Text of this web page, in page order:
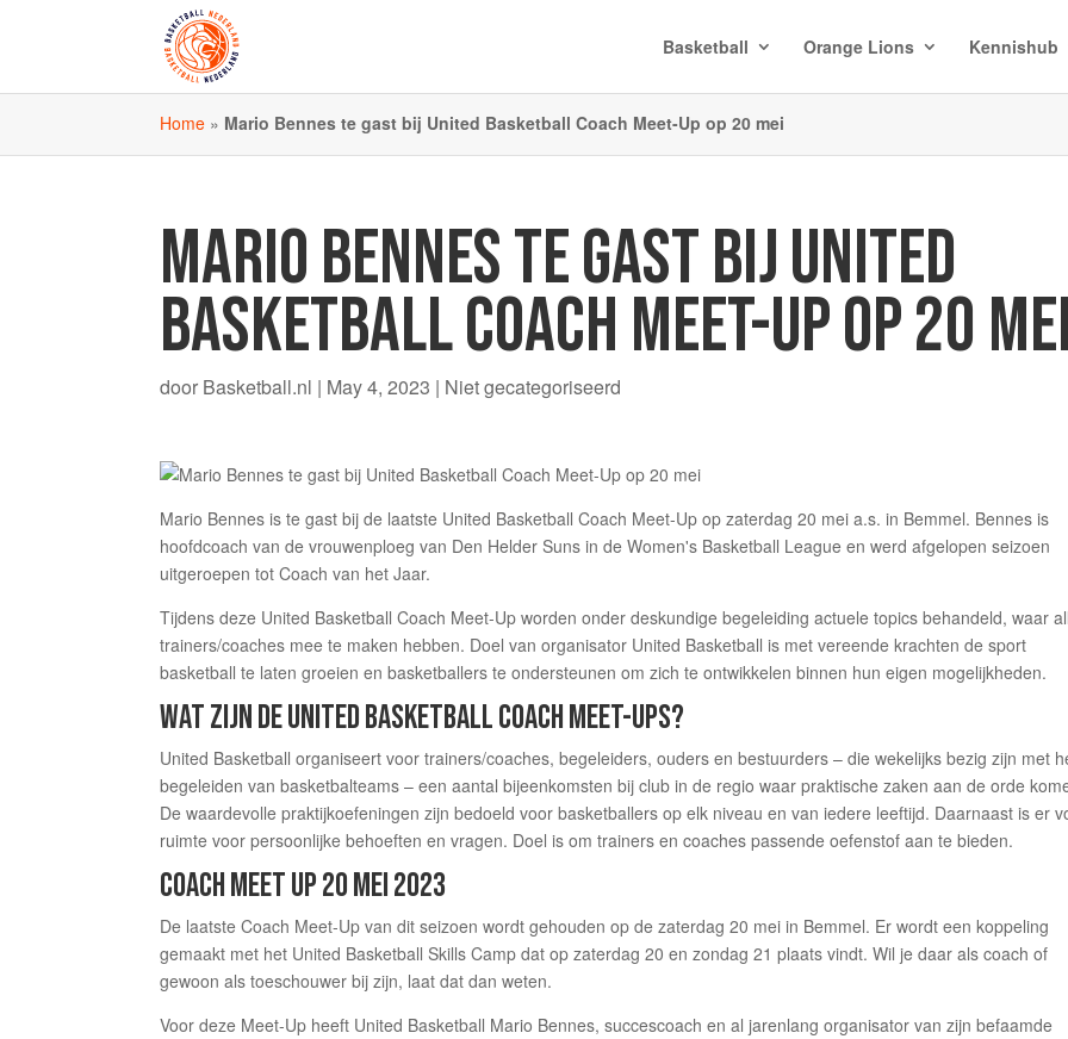
Basketball Orange Lions Kennishub
Home » Mario Bennes te gast bij United Basketball Coach Meet-Up op 20 mei
MARIO BENNES TE GAST BIJ UNITED
BASKETBALL COACH MEET-UP OP 20 MEI
door Basketball.nl | May 4, 2023 | Niet gecategoriseerd
Mario Bennes is te gast bij de laatste United Basketball Coach Meet-Up op zaterdag 20 mei a.s. in Bemmel. Bennes is
hoofdcoach van de vrouwenploeg van Den Helder Suns in de Women's Basketball League en werd afgelopen seizoen
uitgeroepen tot Coach van het Jaar.
Tijdens deze United Basketball Coach Meet-Up worden onder deskundige begeleiding actuele topics behandeld, waar
trainers/coaches mee te maken hebben. Doel van organisator United Basketball is met vereende krachten de sport
basketball te laten groeien en basketballers te ondersteunen om zich te ontwikkelen binnen hun eigen mogelijkheden.
WAT ZIJN DE UNITED BASKETBALL COACH MEET-UPS?
United Basketball organiseert voor trainers/coaches, begeleiders, ouders en bestuurders – die wekelijks bezig zijn met
begeleiden van basketbalteams – een aantal bijeenkomsten bij club in de regio waar praktische zaken aan de orde
De waardevolle praktijkoefeningen zijn bedoeld voor basketballers op elk niveau en van iedere leeftijd. Daarnaast is er
ruimte voor persoonlijke behoeften en vragen. Doel is om trainers en coaches passende oefenstof aan te bieden.
COACH MEET UP 20 MEI 2023
De laatste Coach Meet-Up van dit seizoen wordt gehouden op de zaterdag 20 mei in Bemmel. Er wordt een koppeling
gemaakt met het United Basketball Skills Camp dat op zaterdag 20 en zondag 21 plaats vindt. Wil je daar als coach of
gewoon als toeschouwer bij zijn, laat dat dan weten.
Voor deze Meet-Up heeft United Basketball Mario Bennes, succescoach en al jarenlang organisator van zijn befaamde